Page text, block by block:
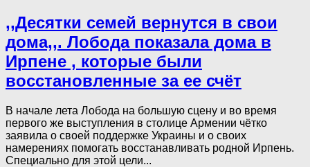
,,Десятки семей вернутся в свои
дома,,. Лобода показала дома в
Ирпене , которые были
восстановленные за ее счёт
В начале лета Лобода на большую сцену и во время
первого же выступления в столице Армении чётко
заявила о своей поддержке Украины и о своих
намерениях помогать восстанавливать родной Ирпень.
Специально для этой цели...